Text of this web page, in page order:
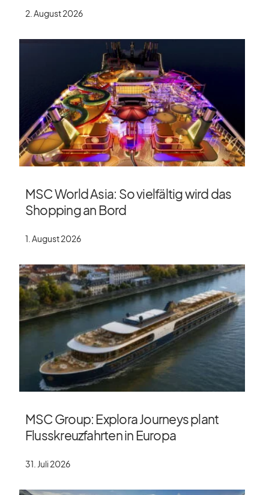
2. August 2026
MSC World Asia: So vielfältig wird das
Shopping an Bord
1. August 2026
MSC Group: Explora Journeys plant
Flusskreuzfahrten in Europa
31. Juli 2026